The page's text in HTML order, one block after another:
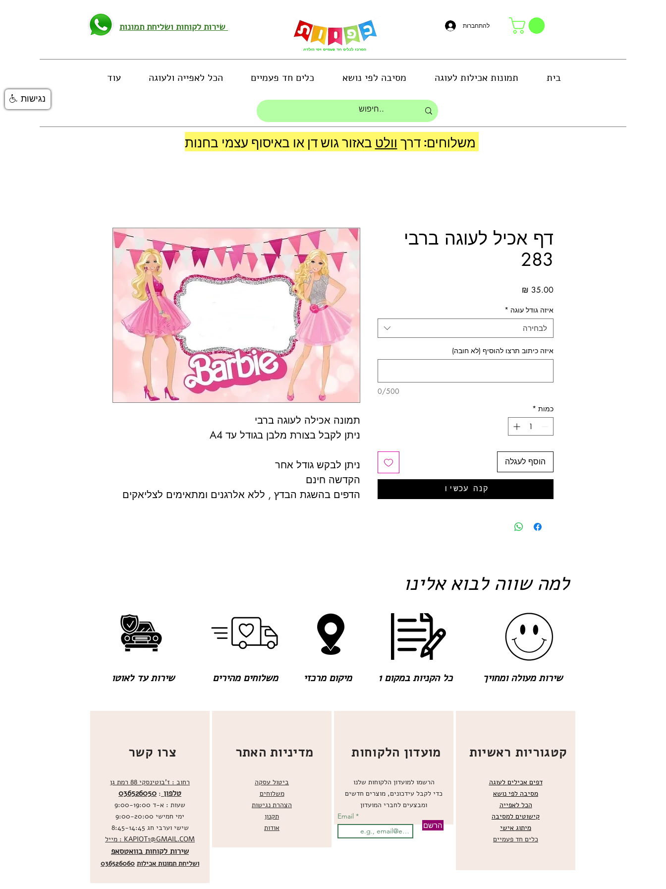
להתחברות
בית תמונות אכילות לעוגה מסיבה לפי נושא כלים חד פעמיים הכל לאפייה ולעוגה עוד
משלוחים: דרך וולט
תמונה אכילה לעוגה ברבי
ניתן לקבל בצורת מלבן בגודל עד A4
ניתן לבקש גודל אחר
הקדשה חינם
הדפים בהשגת הבדץ , ללא אלרגנים ומתאימים לצליאקים
דף אכיל לעוגה ברבי
283
איזה גודל עוגה *
לבחירה
איזה כיתוב תרצו להוסיף (לא חובה)
0/500
כמות *
הוסף לעגלה
קנה עכשיו
שירות עד לאוטו משלוחים מהירים
למה שווה לבוא אלינו
מיקום מרכזי כל הקניות במקום 1 שירות מעולה ומחויך
צרו קשר
רחוב : ז'בוטינסקי 88 רמת גן
טלפון :
036526050
שעות : א-ד 9:00-19:00
ימי חמישי 9:00-20:00
שישי וערבי חג 8:45-14:45
מייל : KAPIOT1@GMAIL.COM
שירות לקוחות בוואטסאפ
ושליחת תמונות אכילות 036526060
מדיניות האתר
ביטול עסקה
משלוחים
הצהרת נגישות
תקנון
אודות
מועדון הלקוחות
הרשמו למועדון הלקוחות שלנו
כדי לקבל עידכונים, מוצרים חדשים
ומבצעים לחברי המועדון
קטגוריות ראשיות
דפים אכילים לעוגה
מסיבה לפי נושא
הכל לאפייה
קישוטים למסיבה
מיתוג אישי
כלים חד פעמיים
Email
הרשם
נגישות